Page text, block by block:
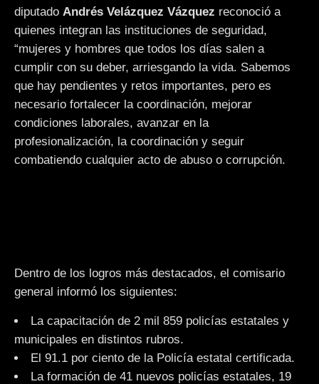
diputado Andrés Velázquez Vázquez reconoció a
quienes integran las instituciones de seguridad,
“mujeres y hombres que todos los días salen a
cumplir con su deber, arriesgando la vida. Sabemos
que hay pendientes y retos importantes, pero es
necesario fortalecer la coordinación, mejorar
condiciones laborales, avanzar en la
profesionalización, la coordinación y seguir
combatiendo cualquier acto de abuso o corrupción.
Dentro de los logros más destacados, el comisario
general informó los siguientes:
La capacitación de 2 mil 859 policías estatales y
municipales en distintos rubros.
El 91.1 por ciento de la Policía estatal certificada.
La formación de 41 nuevos policías estatales, 19